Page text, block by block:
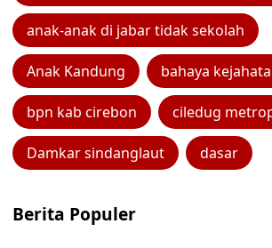
anak-anak di jabar tidak sekolah
Anak Kandung bahaya
bpn kab cirebon ciledug
Damkar sindanglaut dasar
Berita Populer